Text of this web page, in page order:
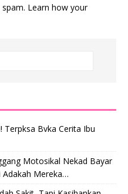
Learn how your
Terpksa Bvka Cerita Ibu
Motosikal Nekad Bayar
Adakah Mereka…